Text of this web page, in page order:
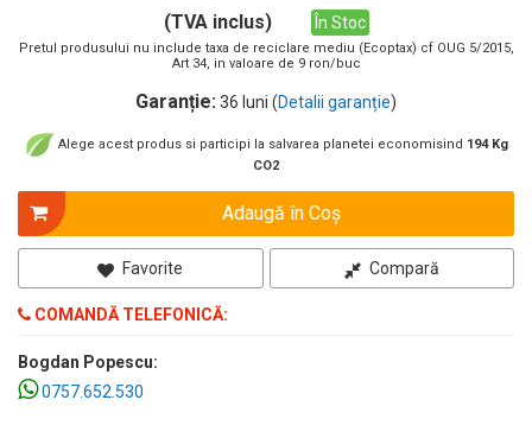
(TVA inclus) În Stoc
Pretul produsului nu include taxa de reciclare mediu (Ecoptax) cf OUG 5/2015,
Art 34, in valoare de 9 ron/buc
Garanție: 36 luni (Detalii garanție)
Alege acest produs si participi la salvarea planetei economisind 194 Kg
CO2
Adaugă în Coş
Favorite Compară
COMANDĂ TELEFONICĂ:
Bogdan Popescu:
0757.652.530